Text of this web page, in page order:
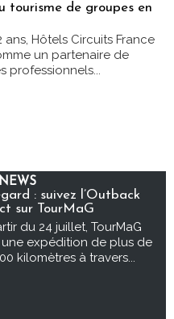
tourisme de groupes en
ans, Hôtels Circuits France
un partenaire de
professionnels...
: suivez l’Outback
sur TourMaG
du 24 juillet, TourMaG
une expédition de plus de
kilomètres à travers...